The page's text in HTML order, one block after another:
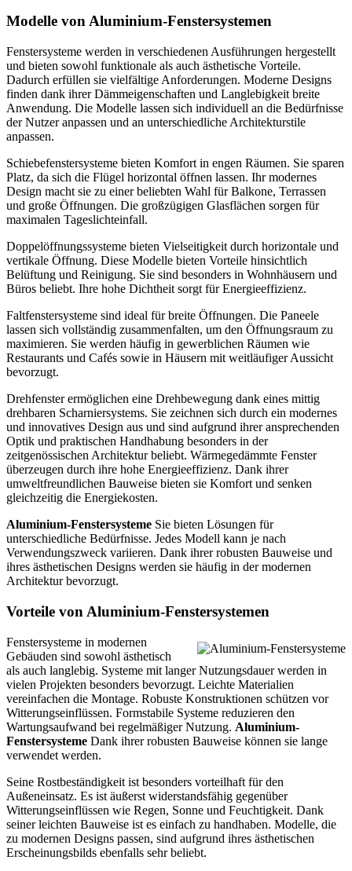
Modelle von Aluminium-Fenstersystemen
Fenstersysteme werden in verschiedenen Ausführungen hergestellt
und bieten sowohl funktionale als auch ästhetische Vorteile.
Dadurch erfüllen sie vielfältige Anforderungen. Moderne Designs
finden dank ihrer Dämmeigenschaften und Langlebigkeit breite
Anwendung. Die Modelle lassen sich individuell an die Bedürfnisse
der Nutzer anpassen und an unterschiedliche Architekturstile
anpassen.
Schiebefenstersysteme bieten Komfort in engen Räumen. Sie sparen
Platz, da sich die Flügel horizontal öffnen lassen. Ihr modernes
Design macht sie zu einer beliebten Wahl für Balkone, Terrassen
und große Öffnungen. Die großzügigen Glasflächen sorgen für
maximalen Tageslichteinfall.
Doppelöffnungssysteme bieten Vielseitigkeit durch horizontale und
vertikale Öffnung. Diese Modelle bieten Vorteile hinsichtlich
Belüftung und Reinigung. Sie sind besonders in Wohnhäusern und
Büros beliebt. Ihre hohe Dichtheit sorgt für Energieeffizienz.
Faltfenstersysteme sind ideal für breite Öffnungen. Die Paneele
lassen sich vollständig zusammenfalten, um den Öffnungsraum zu
maximieren. Sie werden häufig in gewerblichen Räumen wie
Restaurants und Cafés sowie in Häusern mit weitläufiger Aussicht
bevorzugt.
Drehfenster ermöglichen eine Drehbewegung dank eines mittig
drehbaren Scharniersystems. Sie zeichnen sich durch ein modernes
und innovatives Design aus und sind aufgrund ihrer ansprechenden
Optik und praktischen Handhabung besonders in der
zeitgenössischen Architektur beliebt. Wärmegedämmte Fenster
überzeugen durch ihre hohe Energieeffizienz. Dank ihrer
umweltfreundlichen Bauweise bieten sie Komfort und senken
gleichzeitig die Energiekosten.
Aluminium-Fenstersysteme Sie bieten Lösungen für
unterschiedliche Bedürfnisse. Jedes Modell kann je nach
Verwendungszweck variieren. Dank ihrer robusten Bauweise und
ihres ästhetischen Designs werden sie häufig in der modernen
Architektur bevorzugt.
Vorteile von Aluminium-Fenstersystemen
Fenstersysteme in modernen
Gebäuden sind sowohl ästhetisch
als auch langlebig. Systeme mit langer Nutzungsdauer werden in
vielen Projekten besonders bevorzugt. Leichte Materialien
vereinfachen die Montage. Robuste Konstruktionen schützen vor
Witterungseinflüssen. Formstabile Systeme reduzieren den
Wartungsaufwand bei regelmäßiger Nutzung. Aluminium-
Fenstersysteme Dank ihrer robusten Bauweise können sie lange
verwendet werden.
Seine Rostbeständigkeit ist besonders vorteilhaft für den
Außeneinsatz. Es ist äußerst widerstandsfähig gegenüber
Witterungseinflüssen wie Regen, Sonne und Feuchtigkeit. Dank
seiner leichten Bauweise ist es einfach zu handhaben. Modelle, die
zu modernen Designs passen, sind aufgrund ihres ästhetischen
Erscheinungsbilds ebenfalls sehr beliebt.